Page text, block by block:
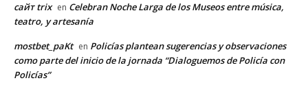
сайт trix en Celebran Noche Larga de los Museos entre música,
teatro, y artesanía
mostbet_paKt en Policías plantean sugerencias y observaciones
como parte del inicio de la jornada “Dialoguemos de Policía con
Policías”